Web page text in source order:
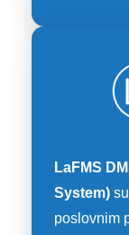
LaFMS
System)
poslovnim